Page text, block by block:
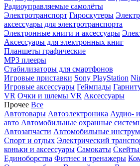
Радиоуправляемые самолёты
Электротранспорт Гироскутеры
аксессуары для электротранспорта
Электронные книги и аксессуары
Аксессуары для электронных книг
Планшеты графические
MP3 плееры
Стабилизаторы для смартфонов
Игровые приставки Sony PlayStation
Игровые аксессуары Геймпады
VR Очки и шлемы VR Аксессуары
Прочее Все
Автотовары Автоэлектроника Аудио-
авто Автомобильные охранные
Автозапчасти Автомобильные
Спорт и отдых Электрический
коньки и аксессуары Самокаты
Единоборства Фитнес и тренажеры